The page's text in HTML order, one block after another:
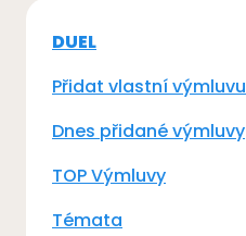
DUEL
Přidat vlastní výmluvu
Dnes přidané výmluvy
TOP Výmluvy
Témata